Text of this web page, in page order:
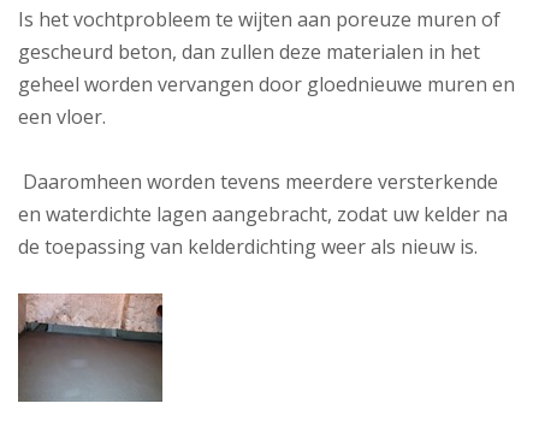
Is het vochtprobleem te wijten aan poreuze muren of
gescheurd beton, dan zullen deze materialen in het
geheel worden vervangen door gloednieuwe muren en
een vloer.
Daaromheen worden tevens meerdere versterkende
en waterdichte lagen aangebracht, zodat uw kelder na
de toepassing van kelderdichting weer als nieuw is.